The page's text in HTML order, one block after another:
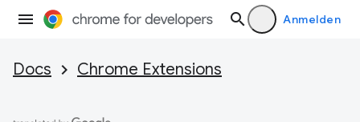
Anmelden
Docs Chrome Extensions